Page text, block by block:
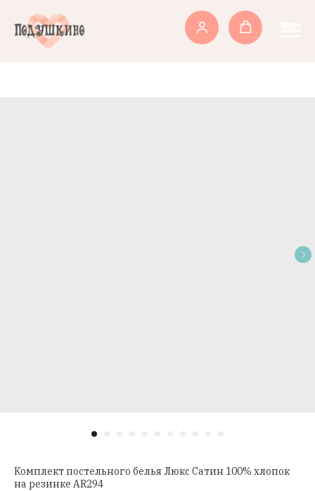
Комплект постельного белья Люкс Сатин 100% хлопок
на резинке AR294